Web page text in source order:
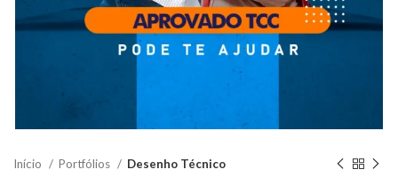
Início Portfólios Desenho Técnico